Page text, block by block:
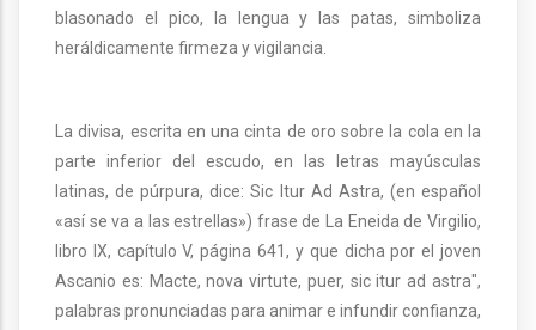
blasonado el pico, la lengua y las patas, simboliza
heráldicamente firmeza y vigilancia.
La divisa, escrita en una cinta de oro sobre la cola en la
parte inferior del escudo, en las letras mayúsculas
latinas, de púrpura, dice: Sic Itur Ad Astra, (en español
«así se va a las estrellas») frase de La Eneida de Virgilio,
libro IX, capítulo V, página 641, y que dicha por el joven
Ascanio es: Macte, nova virtute, puer, sic itur ad astra",
palabras pronunciadas para animar e infundir confianza,